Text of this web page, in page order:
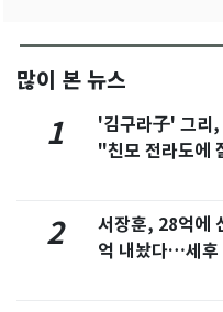
많이 본 뉴스
1
'김구라子' 그리,
"친모 전라도에
2
서장훈, 28억에
억 내놨다…세